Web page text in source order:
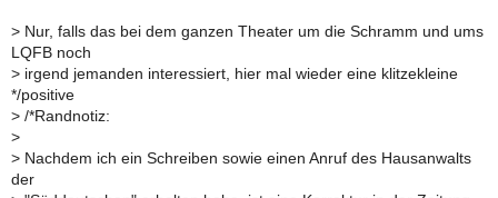
> Nur, falls das bei dem ganzen Theater um die Schramm und ums
LQFB noch
> irgend jemanden interessiert, hier mal wieder eine klitzekleine
*/positive
> /*Randnotiz:
>
> Nachdem ich ein Schreiben sowie einen Anruf des Hausanwalts
der